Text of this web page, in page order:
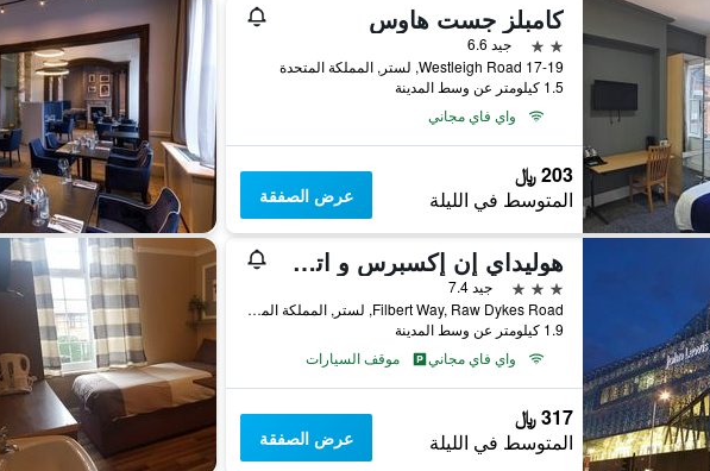
كامبلز جست هاوس
2 نجمتين
جيد 6.6
17-19 Westleigh Road, لستر, المملكة المتحدة
1.5 كيلومتر عن وسط المدينة
واي فاي مجاني
203 ﷼
المتوسط في الليلة عرض الصفقة
هوليداي إن إكسبرس و اتس ي ست ه، آساي،يتي يبماي ايتش جي
3 نجوم
جيد 7.4
Filbert Way, Raw Dykes Road, لستر, المملكة المتحدة
1.9 كيلومتر عن وسط المدينة
واي فاي مجاني
موقف السيارات
317 ﷼
المتوسط في الليلة عرض الصفقة